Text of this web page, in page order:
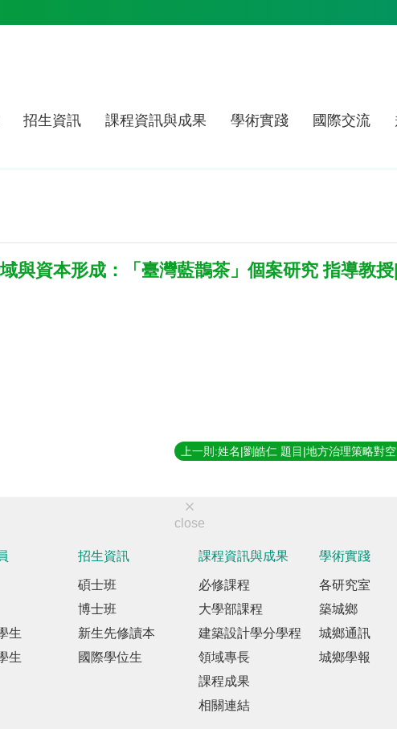
招生資訊 課程資訊與成果 學術實踐 國際交流
與資本形成：「臺灣藍鵲茶」個案研究 指導教
close
生
生
招生資訊
碩士班
博士班
新生先修讀本
國際學位生
課程資訊與成果
必修課程
大學部課程
建築設計學分學程
領域專長
課程成果
相關連結
學術實踐
各研究室
築城鄉
城鄉通訊
城鄉學報